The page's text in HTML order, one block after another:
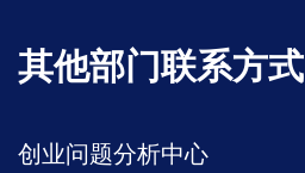
其他部门联系方式
创业问题分析中心